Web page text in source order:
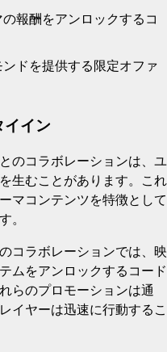
報酬をアンロックするコ
ドを提供する限定オファ
イイン
のコラボレーションは、ユ
生むことがあります。これ
マコンテンツを特徴として
。
コラボレーションでは、映
ムをアンロックするコード
らのプロモーションは通
イヤーは迅速に行動するこ